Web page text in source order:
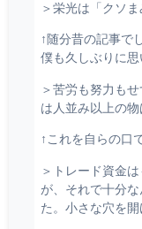
＞栄光は「クソま
↑随分昔の記事で
僕も久しぶりに
＞苦労も努力も
は人並み以上の
↑これを自らの口
＞トレード資金
が、それで十分
た。小さな穴を開